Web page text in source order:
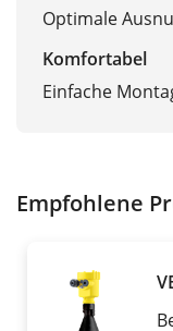
Optimale
Komfortabel
Einfache
Empfohlene